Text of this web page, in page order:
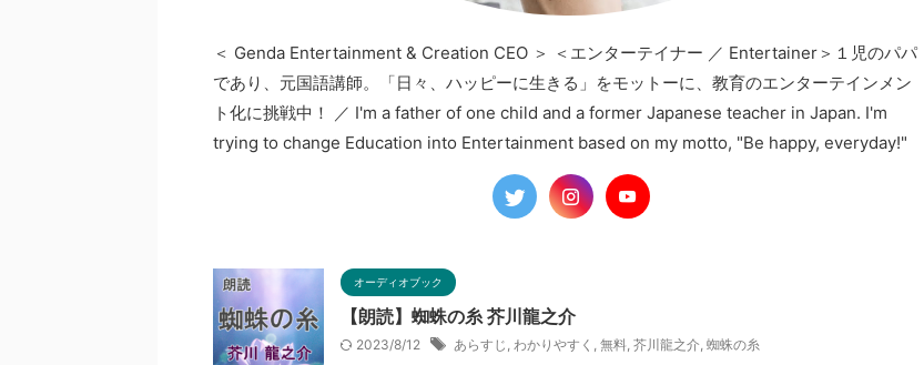
＜ Genda Entertainment & Creation CEO ＞ ＜エンターテイナー ／ Entertainer＞１児のパパ
であり、元国語講師。「日々、ハッピーに生きる」をモットーに、教育のエンターテインメン
ト化に挑戦中！ ／ I'm a father of one child and a former Japanese teacher in Japan. I'm
trying to change Education into Entertainment based on my motto, "Be happy, everyday!"
オーディオブック
【朗読】蜘蛛の糸 芥川龍之介
2023/8/12 あらすじ , わかりやすく , 無料, 芥川龍之介, 蜘蛛の糸